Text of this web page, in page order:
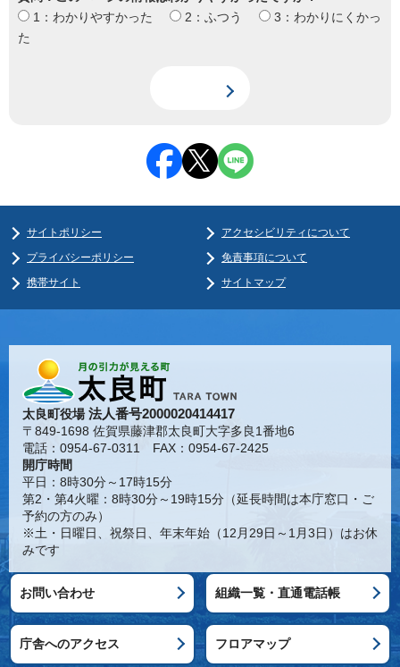
1：わかりやすかった
2：ふつう
3：わかりにくかっ
た
サイトポリシー
アクセシビリティについて
プライバシーポリシー
免責事項について
携帯サイト
サイトマップ
太良町役場法人番号2000020414417
〒849-1698 佐賀県藤津郡太良町大字多良1番地6
電話：0954-67-0311 FAX：0954-67-2425
開庁時間
平日：8時30分～17時15分
第2・第4火曜：8時30分～19時15分（延長時間は本庁窓口・ご
予約の方のみ）
※土・日曜日、祝祭日、年末年始（12月29日～1月3日）はお休
みです
お問い合わせ 組織一覧・直通電話帳
庁舎へのアクセス フロアマップ